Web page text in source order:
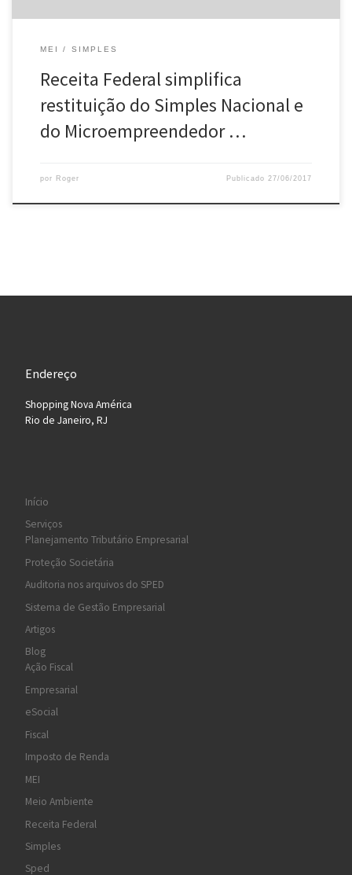
MEI SIMPLES
Receita Federal simplifica
restituição do Simples Nacional e
do Microempreendedor …
por Roger Publicado27/06/2017
Endereço
Shopping Nova América
Rio de Janeiro, RJ
Início
Serviços
Planejamento Tributário Empresarial
Proteção Societária
Auditoria nos arquivos do SPED
Sistema de Gestão Empresarial
Artigos
Blog
Ação Fiscal
Empresarial
eSocial
Fiscal
Imposto de Renda
MEI
Meio Ambiente
Receita Federal
Simples
Sped